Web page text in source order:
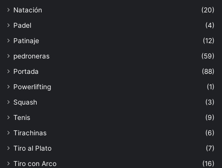
Natación
(20)
Padel
(4)
Patinaje
(12)
pedroneras
(59)
Portada
(88)
Powerlifting
(1)
Squash
(3)
Tenis
(9)
Tirachinas
(6)
Tiro al Plato
(7)
Tiro con Arco
(16)